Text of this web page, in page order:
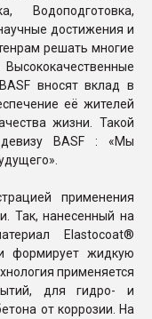
Водоподготовка,
достижения и
решать многие
вносят вклад в
её жителей
жизни. Такой
девизу BASF : «Мы
применения
Так, нанесенный на
Elastocoat®
формирует жидкую
применяется
для гидро- и
от коррозии. На